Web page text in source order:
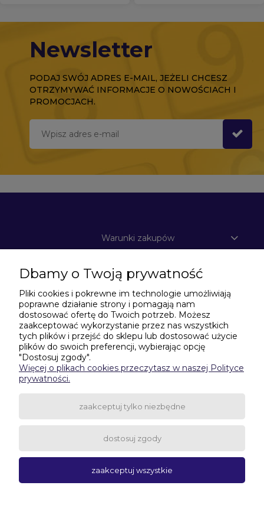
Newsletter
PODAJ SWÓJ ADRES E-MAIL, JEŻELI CHCESZ
OTRZYMYWAĆ INFORMACJE O NOWOŚCIACH I
PROMOCJACH.
Warunki zakupów
Moje konto
Informacje o sklepie
Potrzebujesz pomocy w zakupach?
506-435-635|531-601-299
pokaż pełną wersję strony
Dbamy o Twoją prywatność
Pliki cookies i pokrewne im technologie umożliwiają
poprawne działanie strony i pomagają nam
dostosować ofertę do Twoich potrzeb. Możesz
zaakceptować wykorzystanie przez nas wszystkich
tych plików i przejść do sklepu lub dostosować użycie
plików do swoich preferencji, wybierając opcję
"Dostosuj zgody".
Więcej o plikach cookies przeczytasz w naszej Polityce
prywatności.
zaakceptuj tylko niezbędne
dostosuj zgody
zaakceptuj wszystkie